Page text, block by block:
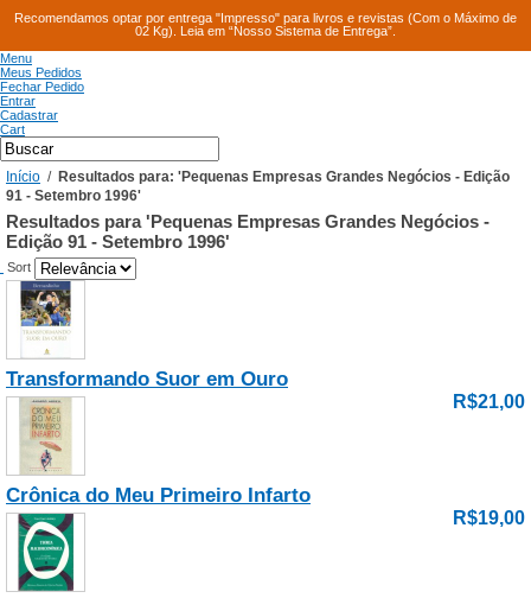
Recomendamos optar por entrega "Impresso" para livros e revistas (Com o Máximo de
02 Kg). Leia em “Nosso Sistema de Entrega”.
Menu
Meus Pedidos
Fechar Pedido
Entrar
Cadastrar
Cart
Início / Resultados para: 'Pequenas Empresas Grandes Negócios - Edição
91 - Setembro 1996'
Resultados para 'Pequenas Empresas Grandes Negócios -
Edição 91 - Setembro 1996'
Sort
Transformando Suor em Ouro
R$21,00
Crônica do Meu Primeiro Infarto
R$19,00